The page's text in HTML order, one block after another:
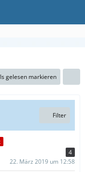
gelesen markieren
Filter
4
22. März 2019 um 12:58